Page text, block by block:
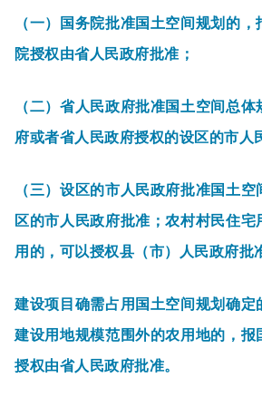
（一）国务院批准国土空间规划的
院授权由省人民政府批准；
（二）省人民政府批准国土空间总
府或者省人民政府授权的设区的市人
（三）设区的市人民政府批准国土
区的市人民政府批准；农村村民住
用的，可以授权县（市）人民政府批
建设项目确需占用国土空间规划确
建设用地规模范围外的农用地的，
授权由省人民政府批准。